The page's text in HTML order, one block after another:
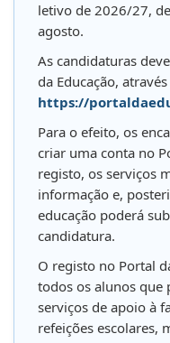
letivo de 2026/27,
agosto.
As candidaturas
da Educação,
https://
Para o efeito, os
criar uma conta no
registo, os serviços
informação e,
educação poderá
candidatura.
O registo no Portal
todos os alunos que
serviços de apoio à
refeições escolares,